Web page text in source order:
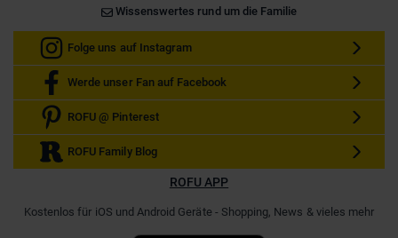
Wissenswertes rund um die Familie
Folge uns auf Instagram
Werde unser Fan auf Facebook
ROFU @ Pinterest
ROFU Family Blog
ROFU APP
Kostenlos für iOS und Android Geräte - Shopping, News & vieles mehr